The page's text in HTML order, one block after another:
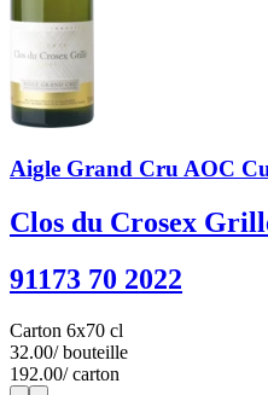
Aigle Grand Cru AOC
Clos du Crosex
91173 70 2022
Carton 6x70 cl
32.00/ bouteille
192.00/ carton